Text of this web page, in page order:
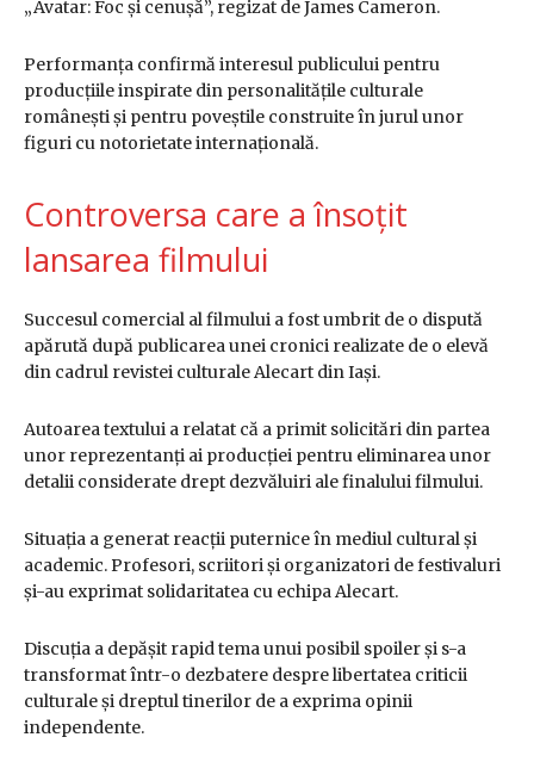
„Avatar: Foc și cenușă”, regizat de James Cameron.
Performanța confirmă interesul publicului pentru
producțiile inspirate din personalitățile culturale
românești și pentru poveștile construite în jurul unor
figuri cu notorietate internațională.
Controversa care a însoțit
lansarea filmului
Succesul comercial al filmului a fost umbrit de o dispută
apărută după publicarea unei cronici realizate de o elevă
din cadrul revistei culturale Alecart din Iași.
Autoarea textului a relatat că a primit solicitări din partea
unor reprezentanți ai producției pentru eliminarea unor
detalii considerate drept dezvăluiri ale finalului filmului.
Situația a generat reacții puternice în mediul cultural și
academic. Profesori, scriitori și organizatori de festivaluri
și-au exprimat solidaritatea cu echipa Alecart.
Discuția a depășit rapid tema unui posibil spoiler și s-a
transformat într-o dezbatere despre libertatea criticii
culturale și dreptul tinerilor de a exprima opinii
independente.